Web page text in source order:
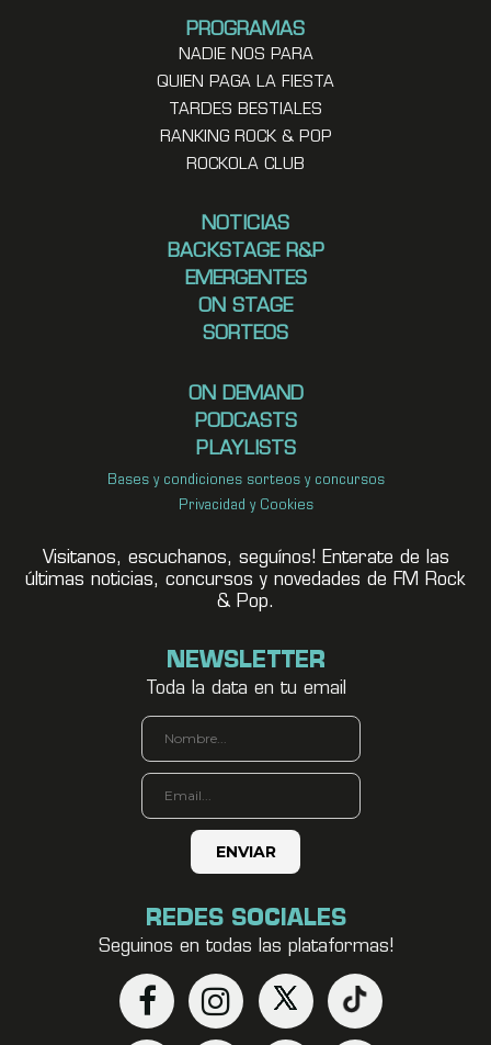
PROGRAMAS
NADIE NOS PARA
QUIEN PAGA LA FIESTA
TARDES BESTIALES
RANKING ROCK & POP
ROCKOLA CLUB
NOTICIAS
BACKSTAGE R&P
EMERGENTES
ON STAGE
SORTEOS
ON DEMAND
PODCASTS
PLAYLISTS
Bases y condiciones sorteos y concursos
Privacidad y Cookies
Visitanos, escuchanos, seguínos! Enterate de las
últimas noticias, concursos y novedades de FM Rock
& Pop.
NEWSLETTER
Toda la data en tu email
REDES SOCIALES
Seguinos en todas las plataformas!